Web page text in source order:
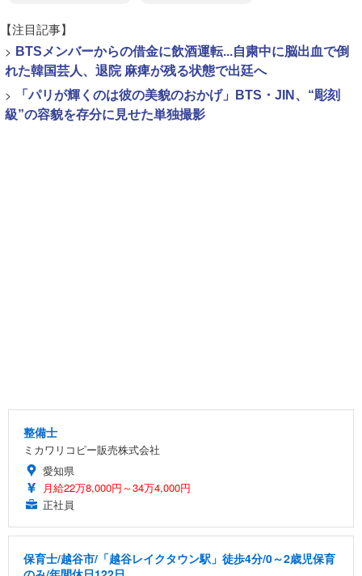
【注目記事】
> BTSメンバーからの借金に飲酒運転...自粛中に脳出血で倒
れた韓国芸人、退院 麻痺が残る状態で出廷へ
>
「パリが輝くのは彼の美貌のおかげ」BTS・JIN、“彫刻
級”の容貌を存分に見せた単独撮影
整備士
ミカワリコピー販売株式会社
愛知県
月給22万8,000円～34万4,000円
正社員
保育士/越谷市/「越谷レイクタウン駅」徒歩4分/0～2歳児保育